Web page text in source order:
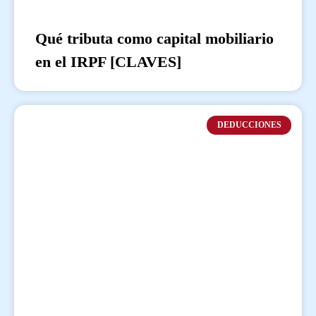
Qué tributa como capital mobiliario
en el IRPF [CLAVES]
DEDUCCIONES